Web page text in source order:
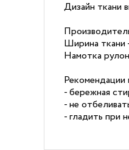
Дизайн ткани
Ширина ткани
Намотка
Рекомендации
- бережная
- не
- гладить при